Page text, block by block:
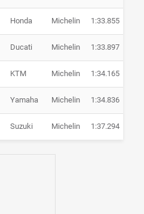
Honda Michelin 1:33.855
Ducati Michelin 1:33.897
KTM Michelin 1:34.165
Yamaha Michelin 1:34.836
Suzuki Michelin 1:37.294